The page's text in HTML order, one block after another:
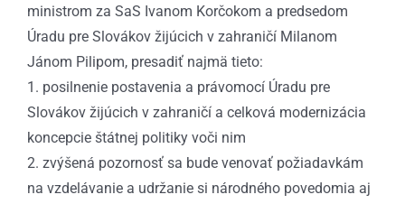
ministrom za SaS Ivanom Korčokom a predsedom
Úradu pre Slovákov žijúcich v zahraničí Milanom
Jánom Pilipom, presadiť najmä tieto:
1. posilnenie postavenia a právomocí Úradu pre
Slovákov žijúcich v zahraničí a celková modernizácia
koncepcie štátnej politiky voči nim
2. zvýšená pozornosť sa bude venovať požiadavkám
na vzdelávanie a udržanie si národného povedomia aj